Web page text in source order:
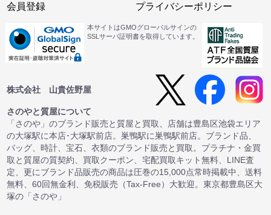
会員登録
プライバシーポリシー
本サイトはGMOグローバルサインの
SSLサーバ証明書を取得しています。
株式会社 山貴佐野屋
さのやと質屋について
「さのや」のブランド販売と質屋と買取、店舗は豊島区池袋エリア
の大塚駅に本店･大塚駅前店。巣鴨駅に巣鴨駅前店。ブランド品、
バッグ、時計、宝石、衣類のブランド販売と買取。プラチナ・金買
取と質屋の質契約、買取クーポン、宅配買取キット無料、LINE査
定、更にブランド品販売の商品は圧巻の15,000点常時掲載中、送料
無料、60回無金利、免税販売（Tax-Free）大歓迎。東京都豊島区大
塚の「さのや」